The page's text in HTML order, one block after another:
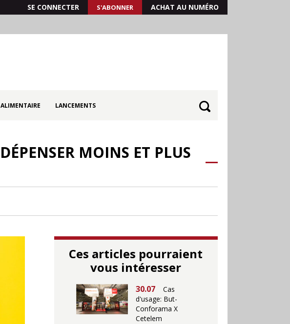
SE CONNECTER S'ABONNER ACHAT AU NUMÉRO
ALIMENTAIRE LANCEMENTS
MOINS ET PLUS
Ces articles pourraient
vous intéresser
30.07
Cas
d'usage: But-
Conforama X
Cetelem